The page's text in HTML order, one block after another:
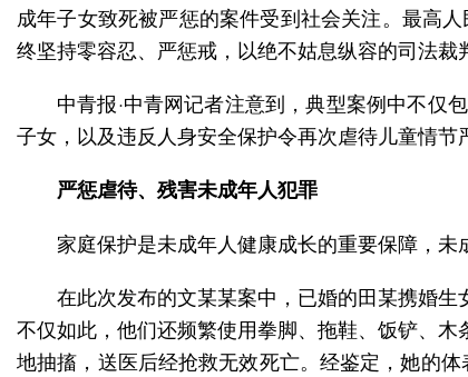
成年子女致死被严惩的案件受到社会关注。最高
终坚持零容忍、严惩戒，以绝不姑息纵容的司法裁
中青报·中青网记者注意到，典型案例中不仅
子女，以及违反人身安全保护令再次虐待儿童情节
严惩虐待、残害未成年人犯罪
家庭保护是未成年人健康成长的重要保障，
在此次发布的文某某案中，已婚的田某携婚
不仅如此，他们还频繁使用拳脚、拖鞋、饭铲、
地抽搐，送医后经抢救无效死亡。经鉴定，她的